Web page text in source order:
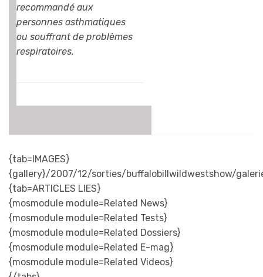
recommandé aux
personnes asthmatiques
ou souffrant de problèmes
respiratoires.
{tab=IMAGES}
{gallery}/2007/12/sorties/buffalobillwildwestshow/
{tab=ARTICLES LIES}
{mosmodule module=Related News}
{mosmodule module=Related Tests}
{mosmodule module=Related Dossiers}
{mosmodule module=Related E-mag}
{mosmodule module=Related Videos}